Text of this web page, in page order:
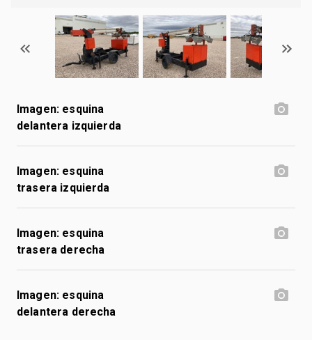
Imagen: esquina
delantera izquierda
Imagen: esquina
trasera izquierda
Imagen: esquina
trasera derecha
Imagen: esquina
delantera derecha